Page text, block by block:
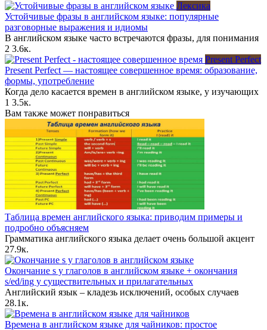
Лексика
Устойчивые фразы в английском языке: популярные
разговорные выражения и идиомы
В английском языке часто встречаются фразы, для понимания
2 3.6к.
Present Perfect
Present Perfect — настоящее совершенное время: образование,
формы, употребление
Когда дело касается времен в английском языке, у изучающих
1 3.5к.
Вам также может понравиться
Таблица времен английского языка: приводим примеры и
подробно объясняем
Грамматика английского языка делает очень большой акцент
27.9к.
Окончание s у глаголов в английском языке + окончания
s/ed/ing у существительных и прилагательных
Английский язык – кладезь исключений, особых случаев
28.1к.
Времена в английском языке для чайников: простое